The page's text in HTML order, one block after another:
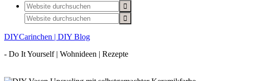
DIYCarinchen | DIY Blog
- Do It Yourself | Wohnideen | Rezepte